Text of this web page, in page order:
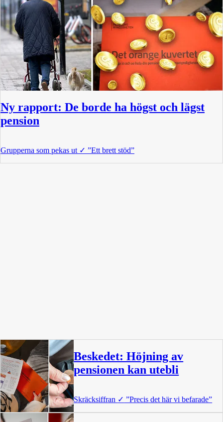
Ny rapport: De borde ha högst och lägst
pension
Grupperna som pekas ut ✓ ”Ett brett stöd”
Beskedet: Höjning av
pensionen kan utebli
Skräcksiffran ✓ ”Precis det här vi befarade”